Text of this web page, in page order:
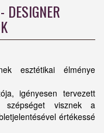
DESIGNER
esztétikai élménye
igényesen tervezett
szépséget visznek a
értékessé